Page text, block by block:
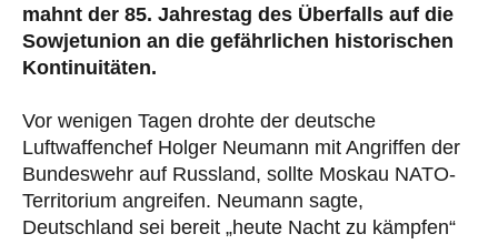
mahnt der 85. Jahrestag des Überfalls auf die
Sowjetunion an die gefährlichen historischen
Kontinuitäten.
Vor wenigen Tagen drohte der deutsche
Luftwaffenchef Holger Neumann mit Angriffen der
Bundeswehr auf Russland, sollte Moskau NATO-
Territorium angreifen. Neumann sagte,
Deutschland sei bereit „heute Nacht zu kämpfen“